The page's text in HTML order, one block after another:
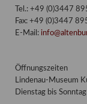
Tel.: +49 (0)3447
Fax: +49 (0)3447
E-Mail:
Öffnungszeiten
Lindenau-Museum
Dienstag bis